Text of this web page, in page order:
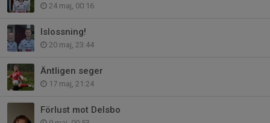
24 maj, 00:16
Islossning!
20 maj, 23:44
Äntligen seger
17 maj, 21:24
Förlust mot Delsbo